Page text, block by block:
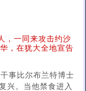
，一同来攻击约沙
，在犹大全地宣告
事比尔布兰特博士
兴。当他禁食进入